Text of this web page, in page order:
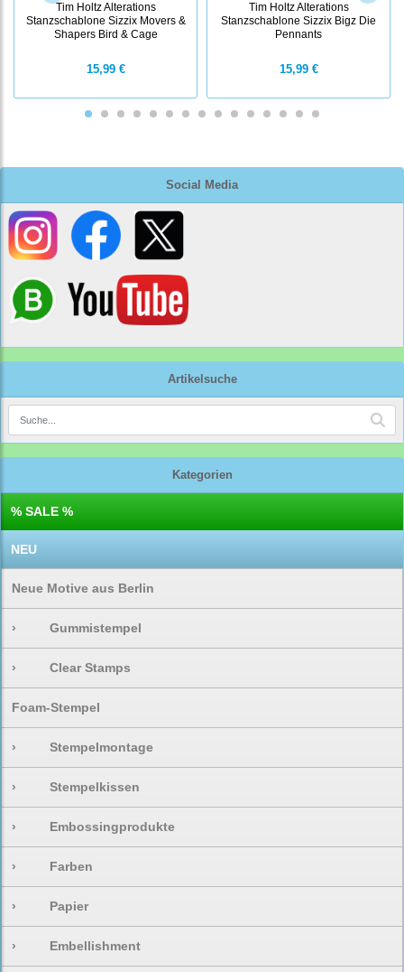
Social Media
Artikelsuche
Kategorien
% SALE %
NEU
Neue Motive aus Berlin
› Gummistempel
› Clear Stamps
Foam-Stempel
› Stempelmontage
› Stempelkissen
› Embossingprodukte
› Farben
› Papier
› Embellishment
Tim Holtz Alterations
Stanzschablone Sizzix Movers &
Shapers Bird & Cage
15,99 €
Tim Holtz Alterations
Stanzschablone Sizzix Bigz Die
Pennants
15,99 €